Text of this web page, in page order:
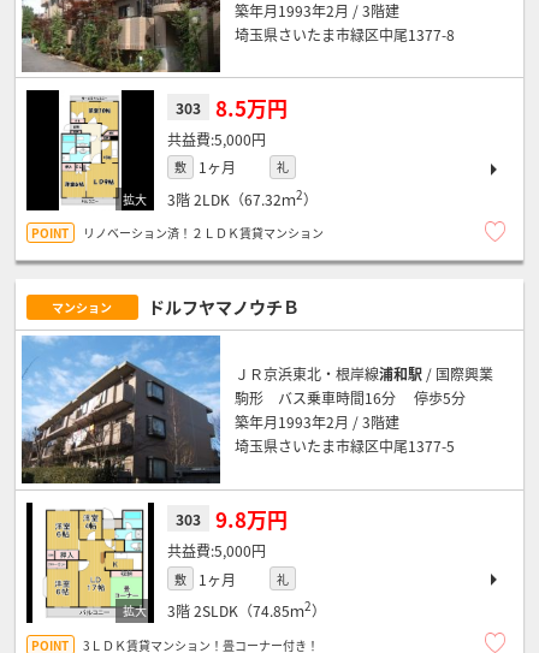
築年月1993年2月 / 3階建
埼玉県さいたま市緑区中尾1377-8
303 8.5万円
5,000円
敷 1ヶ月 礼
3階2LDK（67.32ｍ2）
リノベーション済！２ＬＤＫ賃貸マンション
マンション ドルフヤマノウチＢ
ＪＲ京浜東北・根岸線浦和駅 / 国際興業
駒形 バス乗車時間16分 停歩5分
築年月1993年2月 / 3階建
埼玉県さいたま市緑区中尾1377-5
303 9.8万円
5,000円
敷 1ヶ月 礼
3階2SLDK（74.85ｍ2）
3ＬＤＫ賃貸マンション！畳コーナー付き！